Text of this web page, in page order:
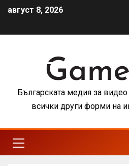
август 8, 2026
Българската медия за
всички други форми на